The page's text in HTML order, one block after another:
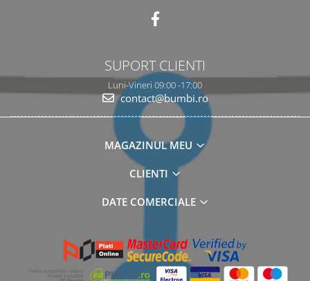
SUPORT CLIENTI
Luni-Vineri 09:00 -17:00
contact@bumbi.ro
MAGAZINUL MEU
CLIENTI
DATE COMERCIALE